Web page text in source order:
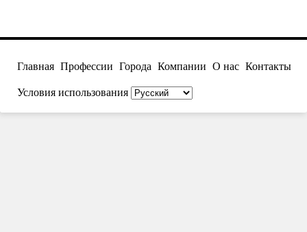
Главная Профессии Города Компании О нас Контакты
Условия использования